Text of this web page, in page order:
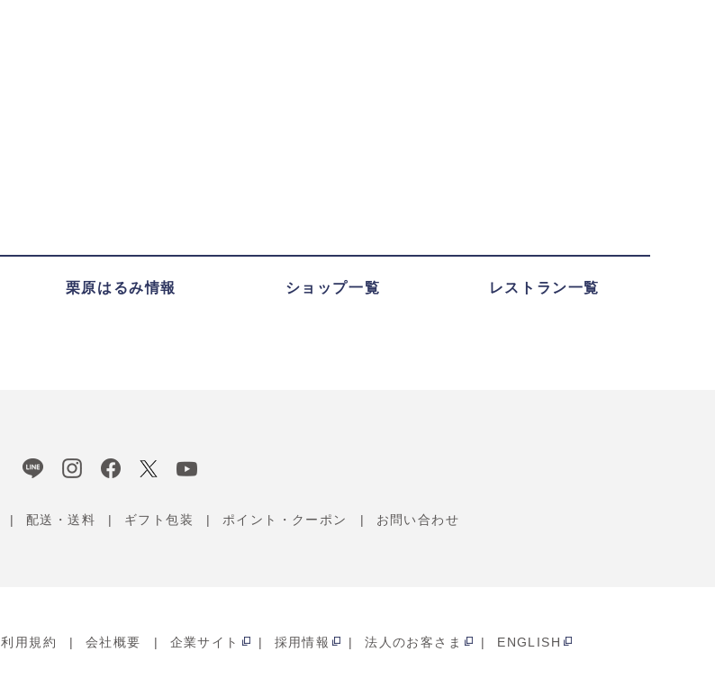
栗原はるみ情報 ショップ一覧 レストラン一覧
配送・送料 ギフト包装 ポイント・クーポン お問い合わせ
利用規約 会社概要 企業サイト 採用情報 法人のお客さま ENGLISH